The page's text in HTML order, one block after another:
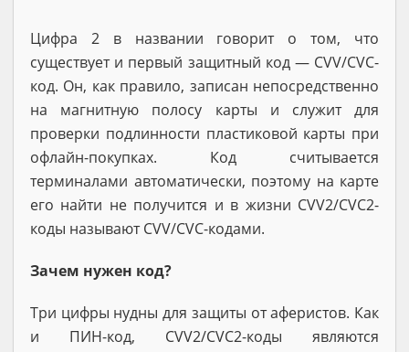
Цифра 2 в названии говорит о том, что
существует и первый защитный код — CVV/CVC-
код. Он, как правило, записан непосредственно
на магнитную полосу карты и служит для
проверки подлинности пластиковой карты при
офлайн-покупках. Код считывается
терминалами автоматически, поэтому на карте
его найти не получится и в жизни CVV2/CVC2-
коды называют CVV/CVC-кодами.
Зачем нужен код?
Три цифры нудны для защиты от аферистов. Как
и ПИН-код, CVV2/CVC2-коды являются